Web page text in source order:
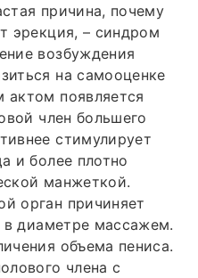
причина, почему
эрекция, – синдром
возбуждения
на самооценке
появляется
член большего
стимулирует
и более плотно
манжеткой.
орган причиняет
в диаметре массажем.
объема пениса.
члена с